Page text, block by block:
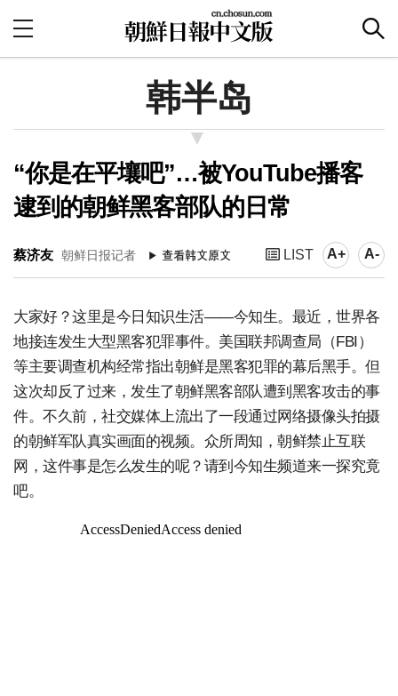
韩半岛
“你是在平壤吧”…被YouTube播客
逮到的朝鲜黑客部队的日常
蔡济友 朝鲜日报记者 LIST A+ A-
大家好？这里是今日知识生活——今知生。最近，世界各
地接连发生大型黑客犯罪事件。美国联邦调查局（FBI）
等主要调查机构经常指出朝鲜是黑客犯罪的幕后黑手。但
这次却反了过来，发生了朝鲜黑客部队遭到黑客攻击的事
件。不久前，社交媒体上流出了一段通过网络摄像头拍摄
的朝鲜军队真实画面的视频。众所周知，朝鲜禁止互联
网，这件事是怎么发生的呢？请到今知生频道来一探究竟
吧。